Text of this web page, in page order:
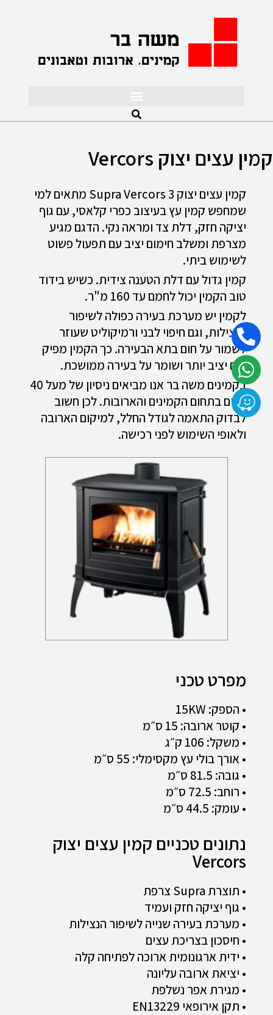
קמין עצים יצוק Vercors
קמין עצים יצוק Supra Vercors 3 מתאים למי
שמחפש קמין עץ בעיצוב כפרי קלאסי, עם גוף
יציקה חזק, דלת צד ומראה נקי. הדגם מגיע
מצרפת ומשלב חימום יציב עם תפעול פשוט
לשימוש ביתי.
קמין גדול עם דלת הטענה צידית. כשיש בידוד
טוב הקמין יכול לחמם עד 160 מ"ר.
לקמין יש מערכת בעירה כפולה לשיפור
הנצילות, וגם חיפוי לבני ורמיקוליט שעוזר
לשמור על חום בתא הבעירה. כך הקמין מפיק
חום יציב יותר ושומר על בעירה ממושכת.
בקמינים משה בר אנו מביאים ניסיון של מעל 40
שנים בתחום הקמינים והארובות. לכן חשוב
לבדוק התאמה לגודל החלל, למיקום הארובה
ולאופי השימוש לפני רכישה.
מפרט טכני
• הספק: 15KW
• קוטר ארובה: 15 ס״מ
• משקל: 106 ק״ג
• אורך בולי עץ מקסימלי: 55 ס״מ
• גובה: 81.5 ס״מ
• רוחב: 72.5 ס״מ
• עומק: 44.5 ס״מ
נתונים טכניים קמין עצים יצוק
Vercors
• תוצרת Supra צרפת
• גוף יציקה חזק ועמיד
• מערכת בעירה שנייה לשיפור הנצילות
• חיסכון בצריכת עצים
• ידית ארגונומית ארוכה לפתיחה קלה
• יציאת ארובה עליונה
• מגירת אפר נשלפת
• תקן אירופאי EN13229